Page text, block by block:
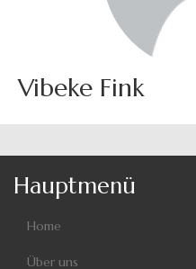
Vibeke Fink
Hauptmenü
Home
Über uns